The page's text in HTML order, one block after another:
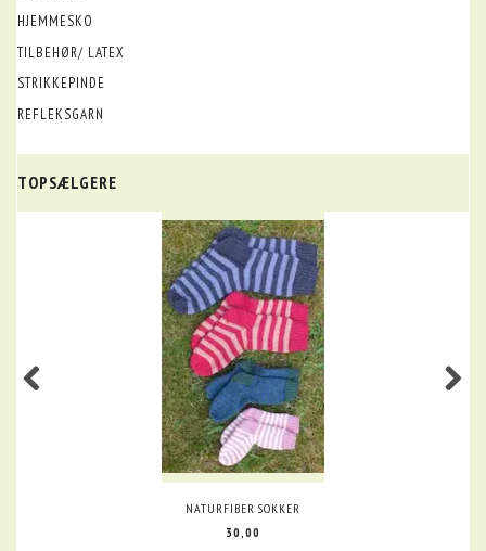
HJEMMESKO
TILBEHØR/ LATEX
STRIKKEPINDE
REFLEKSGARN
TOPSÆLGERE
NATURFIBER SOKKER
30,00